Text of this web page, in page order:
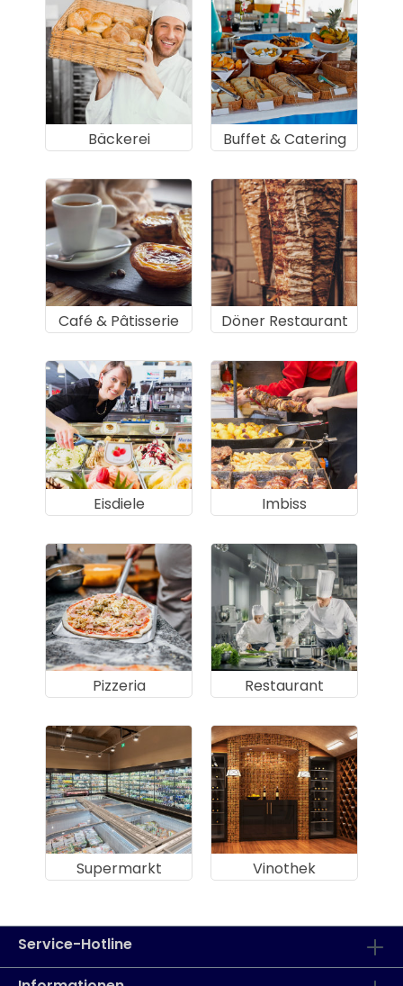
Bäckerei Buffet & Catering
Café & Pâtisserie Döner Restaurant
Eisdiele Imbiss
Pizzeria Restaurant
Supermarkt Vinothek
Service-Hotline